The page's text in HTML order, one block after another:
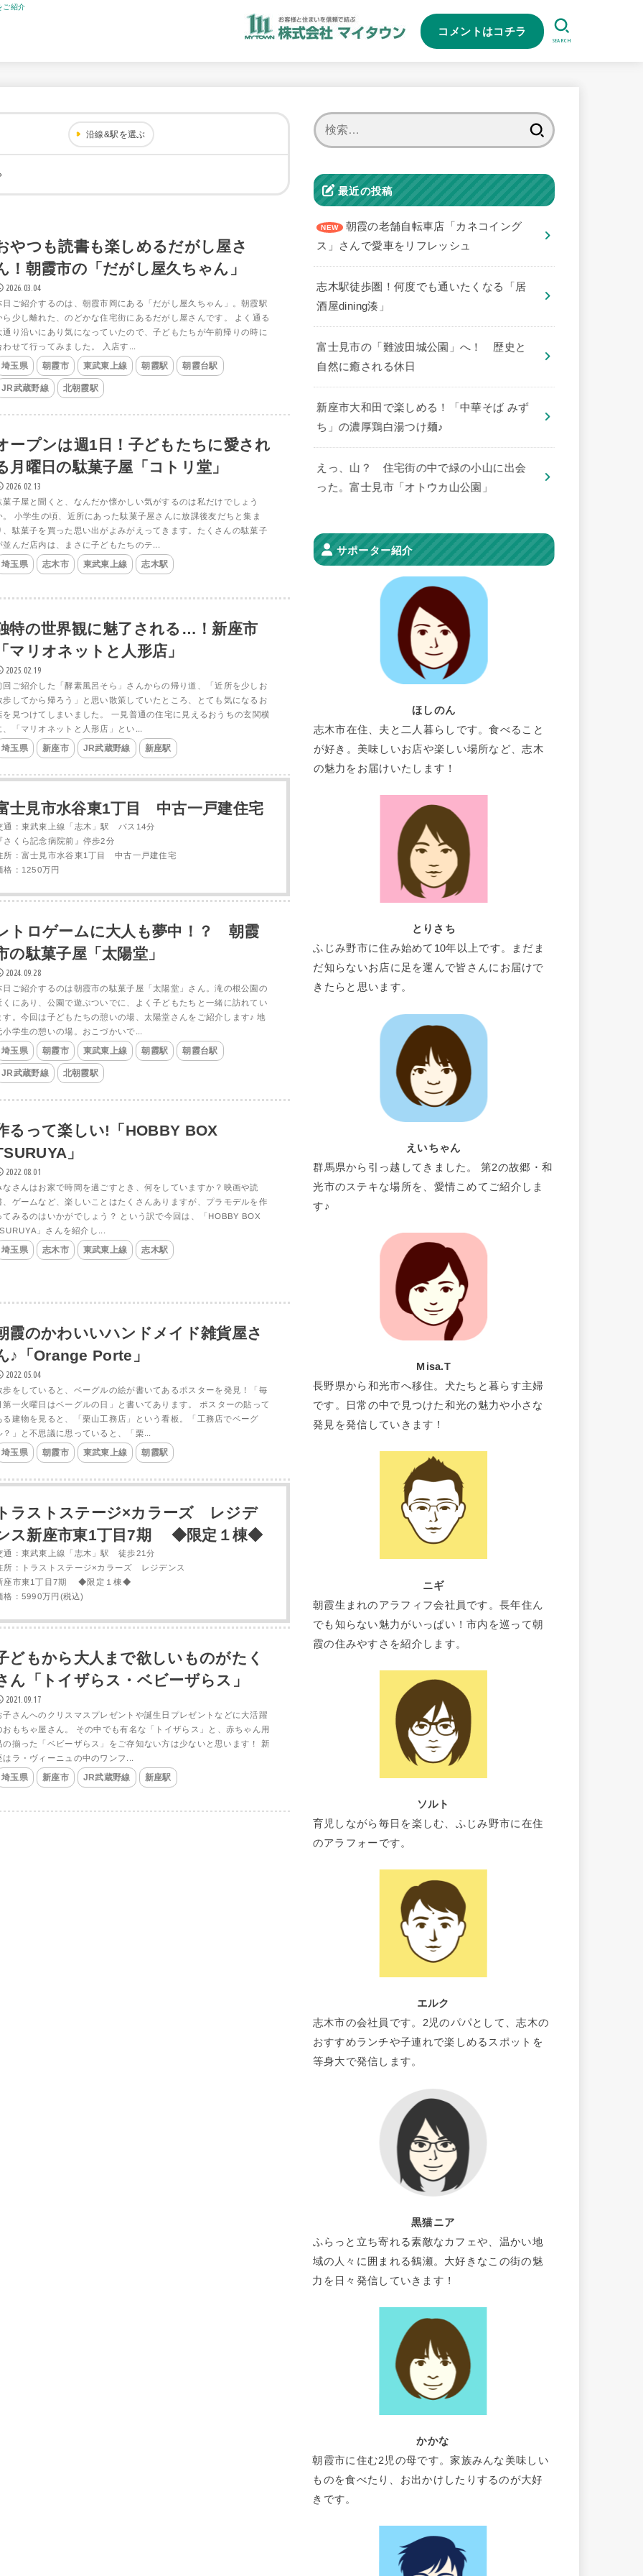
ご紹介
コメントはコチラ
SEARCH
沿線&駅を選ぶ
やつも読書も楽しめるだがし屋さ
！朝霞市の「だがし屋久ちゃん」
2026.03.04
日ご紹介するのは、朝霞市岡にある「だがし屋久ちゃん」。朝霞駅
ら少し離れた、のどかな住宅街にあるだがし屋さんです。 よく通る
通り沿いにあり気になっていたので、子どもたちが午前帰りの時に
わせて行ってみました。 入店す...
埼玉県 朝霞市 東武東上線 朝霞駅 朝霞台駅
JR武蔵野線 北朝霞駅
ープンは週1日！子どもたちに愛され
月曜日の駄菓子屋「コトリ堂」
2026.02.13
菓子屋と聞くと、なんだか懐かしい気がするのは私だけでしょう
。 小学生の頃、近所にあった駄菓子屋さんに放課後友だちと集ま
、駄菓子を買った思い出がよみがえってきます。たくさんの駄菓子
並んだ店内は、まさに子どもたちのテ...
埼玉県 志木市 東武東上線 志木駅
特の世界観に魅了される…！新座市
マリオネットと人形店」
2025.02.19
回ご紹介した「酵素風呂そら」さんからの帰り道、「近所を少しお
歩してから帰ろう」と思い散策していたところ、とても気になるお
を見つけてしまいました。 一見普通の住宅に見えるおうちの玄関横
、「マリオネットと人形店」とい...
埼玉県 新座市 JR武蔵野線 新座駅
士見市水谷東1丁目 中古一戸建住宅
通：東武東上線「志木」駅 バス14分
さくら記念病院前』停歩2分
所：富士見市水谷東1丁目 中古一戸建住宅
格：1250万円
トロゲームに大人も夢中！？ 朝霞
の駄菓子屋「太陽堂」
2024.09.28
日ご紹介するのは朝霞市の駄菓子屋「太陽堂」さん。滝の根公園の
くにあり、公園で遊ぶついでに、よく子どもたちと一緒に訪れてい
す。今回は子どもたちの憩いの場、太陽堂さんをご紹介します♪ 地
小学生の憩いの場。おこづかいで...
埼玉県 朝霞市 東武東上線 朝霞駅 朝霞台駅
JR武蔵野線 北朝霞駅
るって楽しい!「HOBBY BOX
」
2022.08.01
なさんはお家で時間を過ごすとき、何をしていますか？映画や読
、ゲームなど、楽しいことはたくさんありますが、プラモデルを作
てみるのはいかがでしょう？ という訳で今回は、「HOBBY BOX
」さんを紹介し...
埼玉県 志木市 東武東上線 志木駅
霞のかわいいハンドメイド雑貨屋さ
♪「Orange Porte」
2022.05.04
歩をしていると、ベーグルの絵が書いてあるポスターを発見！「毎
第一火曜日はベーグルの日」と書いてあります。 ポスターの貼って
る建物を見ると、「栗山工務店」という看板。「工務店でベーグ
？」と不思議に思っていると、「栗...
埼玉県 朝霞市 東武東上線 朝霞駅
ラストステージ×カラーズ レジデ
ス新座市東1丁目7期 ◆限定１棟◆
通：東武東上線「志木」駅 徒歩21分
所：トラストステージ×カラーズ レジデンス
座市東1丁目7期 ◆限定１棟◆
格：5990万円(税込)
どもから大人まで欲しいものがたく
ん「トイザらス・ベビーザらス」
2021.09.17
子さんへのクリスマスプレゼントや誕生日プレゼントなどに大活躍
おもちゃ屋さん。 その中でも有名な「トイザらス」と、赤ちゃん用
の揃った「ベビーザらス」をご存知ない方は少ないと思います！ 新
はラ・ヴィーニュの中のワンフ...
埼玉県 新座市 JR武蔵野線 新座駅
最近の投稿
朝霞の老舗自転車店「カネコイング
ス」さんで愛車をリフレッシュ
志木駅徒歩圏！何度でも通いたくなる「居
酒屋dining湊」
​富士見市の「難波田城公園」へ！ 歴史と
自然に癒される休日
新座市大和田で楽しめる！「中華そば みず
ち」の濃厚鶏白湯つけ麺♪
えっ、山？ 住宅街の中で緑の小山に出会
った。富士見市「オトウカ山公園」
サポーター紹介
ほしのん
志木市在住、夫と二人暮らしです。食べること
が好き。美味しいお店や楽しい場所など、志木
の魅力をお届けいたします！
とりさち
ふじみ野市に住み始めて10年以上です。まだま
だ知らないお店に足を運んで皆さんにお届けで
きたらと思います。
えいちゃん
群馬県から引っ越してきました。 第2の故郷・和
光市のステキな場所を、愛情こめてご紹介しま
す♪
Misa.T
長野県から和光市へ移住。犬たちと暮らす主婦
です。日常の中で見つけた和光の魅力や小さな
発見を発信していきます！
ニギ
朝霞生まれのアラフィフ会社員です。長年住ん
でも知らない魅力がいっぱい！市内を巡って朝
霞の住みやすさを紹介します。
ソルト
育児しながら毎日を楽しむ、ふじみ野市に在住
のアラフォーです。
エルク
志木市の会社員です。2児のパパとして、志木の
おすすめランチや子連れで楽しめるスポットを
等身大で発信します。
黒猫ニア
ふらっと立ち寄れる素敵なカフェや、温かい地
域の人々に囲まれる鶴瀬。大好きなこの街の魅
力を日々発信していきます！
かかな
朝霞市に住む2児の母です。家族みんな美味しい
ものを食べたり、お出かけしたりするのが大好
きです。